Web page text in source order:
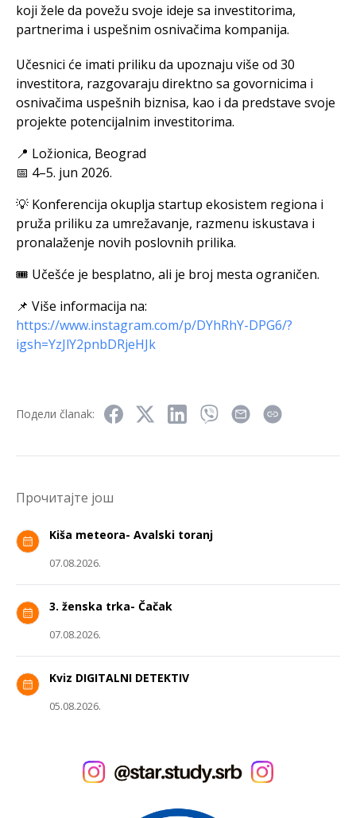
koji žele da povežu svoje ideje sa investitorima,
partnerima i uspešnim osnivačima kompanija.
Učesnici će imati priliku da upoznaju više od 30
investitora, razgovaraju direktno sa govornicima i
osnivačima uspešnih biznisa, kao i da predstave svoje
projekte potencijalnim investitorima.
📍 Ložionica, Beograd
📅 4–5. jun 2026.
💡 Konferencija okuplja startup ekosistem regiona i
pruža priliku za umrežavanje, razmenu iskustava i
pronalaženje novih poslovnih prilika.
🎟️ Učešće je besplatno, ali je broj mesta ograničen.
📌 Više informacija na:
https://www.instagram.com/p/DYhRhY-DPG6/?
igsh=YzJlY2pnbDRjeHJk
Подели članak:
Прочитајте још
Kiša meteora- Avalski toranj
07.08.2026.
3. ženska trka- Čačak
07.08.2026.
Kviz DIGITALNI DETEKTIV
05.08.2026.